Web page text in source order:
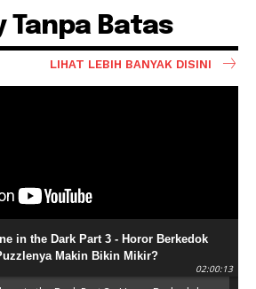
Tanpa Batas
LIHAT LEBIH BANYAK DISINI
in the Dark Part 3 - Horor Berkedok
Makin Bikin Mikir?
02:00:13